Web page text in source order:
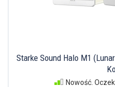
Starke Sound Halo M1
Nowość.